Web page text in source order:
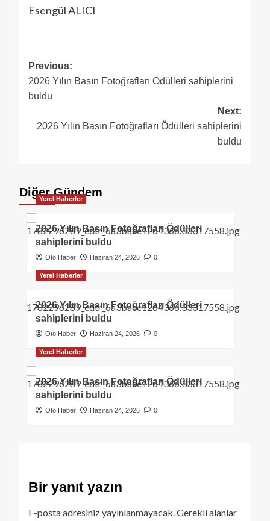
Esengül ALICI
Previous:
2026 Yılın Basın Fotoğrafları Ödülleri sahiplerini
buldu
Next:
2026 Yılın Basın Fotoğrafları Ödülleri sahiplerini
buldu
Diğer Gündem
Yerel Haberler
2026 Yılın Basın Fotoğrafları Ödülleri
sahiplerini buldu
Oto Haber Haziran 24, 2026 0
Yerel Haberler
2026 Yılın Basın Fotoğrafları Ödülleri
sahiplerini buldu
Oto Haber Haziran 24, 2026 0
Yerel Haberler
2026 Yılın Basın Fotoğrafları Ödülleri
sahiplerini buldu
Oto Haber Haziran 24, 2026 0
Bir yanıt yazın
E-posta adresiniz yayınlanmayacak.Gerekli alanlar